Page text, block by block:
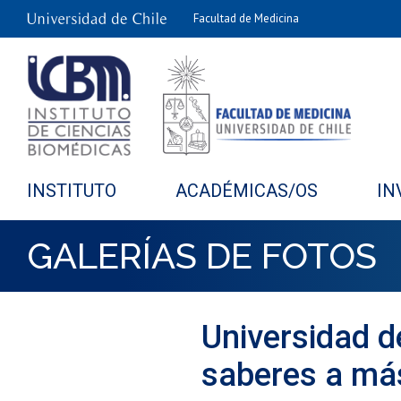
Facultad de Medicina
INSTITUTO ACADÉMICAS/OS
GALERÍAS DE FOTOS
Universidad
saberes a